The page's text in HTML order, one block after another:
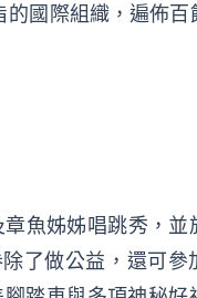
國際組織，遍佈百
魚姊姊唱跳秀，並
了做公益，還可參